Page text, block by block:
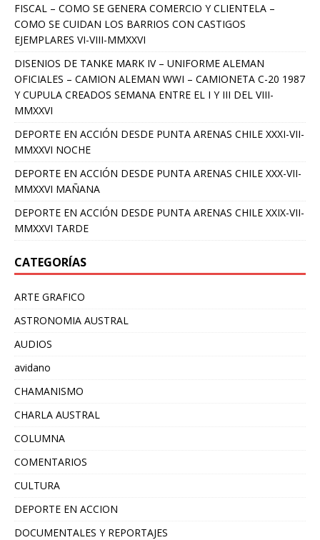
FISCAL – COMO SE GENERA COMERCIO Y CLIENTELA –
COMO SE CUIDAN LOS BARRIOS CON CASTIGOS
EJEMPLARES VI-VIII-MMXXVI
DISENIOS DE TANKE MARK IV – UNIFORME ALEMAN
OFICIALES – CAMION ALEMAN WWI – CAMIONETA C-20 1987
Y CUPULA CREADOS SEMANA ENTRE EL I Y III DEL VIII-
MMXXVI
DEPORTE EN ACCIÓN DESDE PUNTA ARENAS CHILE XXXI-VII-
MMXXVI NOCHE
DEPORTE EN ACCIÓN DESDE PUNTA ARENAS CHILE XXX-VII-
MMXXVI MAÑANA
DEPORTE EN ACCIÓN DESDE PUNTA ARENAS CHILE XXIX-VII-
MMXXVI TARDE
CATEGORÍAS
ARTE GRAFICO
ASTRONOMIA AUSTRAL
AUDIOS
avidano
CHAMANISMO
CHARLA AUSTRAL
COLUMNA
COMENTARIOS
CULTURA
DEPORTE EN ACCION
DOCUMENTALES Y REPORTAJES